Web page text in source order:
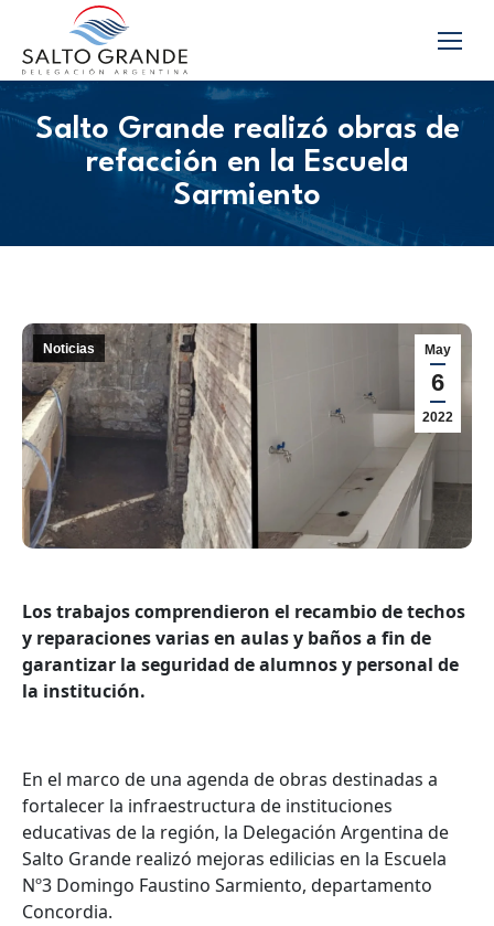
Salto Grande realizó obras de
refacción en la Escuela
Sarmiento
May
6
2022
Noticias
Los trabajos comprendieron el recambio de techos
y reparaciones varias en aulas y baños a fin de
garantizar la seguridad de alumnos y personal de
la institución.
En el marco de una agenda de obras destinadas a
fortalecer la infraestructura de instituciones
educativas de la región, la Delegación Argentina de
Salto Grande realizó mejoras edilicias en la Escuela
Nº3 Domingo Faustino Sarmiento, departamento
Concordia.